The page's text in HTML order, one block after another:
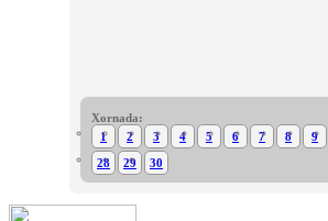
Xornada:
1
2 3 4 5 6 7 8 9
28
29 30